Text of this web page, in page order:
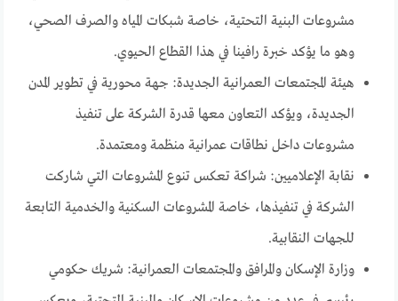
مشروعات البنية التحتية، خاصة شبكات المياه والصرف الصحي،
وهو ما يؤكد خبرة رافينا في هذا القطاع الحيوي.
هيئة المجتمعات العمرانية الجديدة: جهة محورية في تطوير المدن
الجديدة، ويؤكد التعاون معها قدرة الشركة على تنفيذ
مشروعات داخل نطاقات عمرانية منظمة ومعتمدة.
نقابة الإعلاميين: شراكة تعكس تنوع المشروعات التي شاركت
الشركة في تنفيذها، خاصة المشروعات السكنية والخدمية التابعة
للجهات النقابية.
وزارة الإسكان والمرافق والمجتمعات العمرانية: شريك حكومي